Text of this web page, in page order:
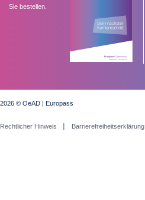
Sie bestellen.
2026 © OeAD | Europass
Rechtlicher Hinweis Barrierefreiheitserklärung